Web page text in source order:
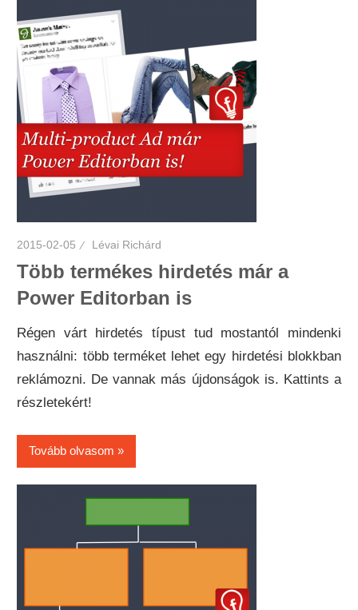
2015-02-05 Lévai Richárd
Több termékes hirdetés már a
Power Editorban is
Régen várt hirdetés típust tud mostantól mindenki
használni: több terméket lehet egy hirdetési blokkban
reklámozni. De vannak más újdonságok is. Kattints a
részletekért!
Tovább olvasom